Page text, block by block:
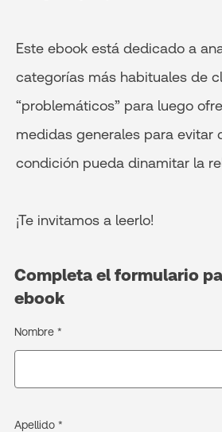
Este ebook está dedicado a
categorías más habituales de
“problemáticos” para luego
medidas generales para evitar
condición pueda dinamitar la
¡Te invitamos a leerlo!
Completa el formulario
ebook
Nombre *
Apellido *